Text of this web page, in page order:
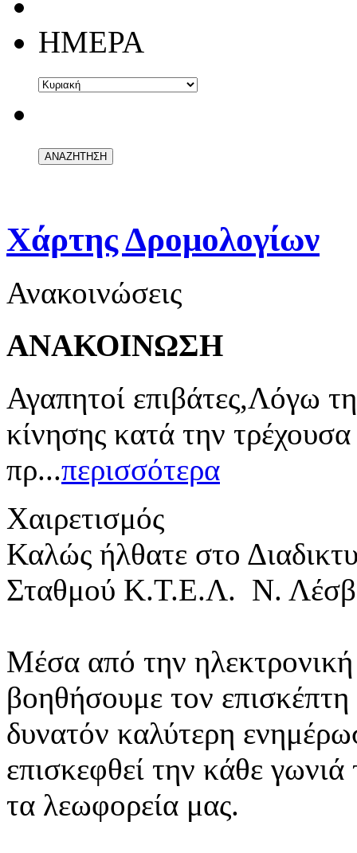
ΗΜΕΡΑ
Χάρτης Δρομολογίων
Ανακοινώσεις
ΑΝΑΚΟΙΝΩΣΗ
Αγαπητοί επιβάτες,Λόγω
κίνησης κατά την
πρ...περισσότερα
Χαιρετισμός
Καλώς ήλθατε στο
Σταθμού Κ.Τ.Ε.Λ. Ν.
Μέσα από την ηλεκτρονική
βοηθήσουμε τον
δυνατόν καλύτερη
επισκεφθεί την κάθε
τα λεωφορεία μας.